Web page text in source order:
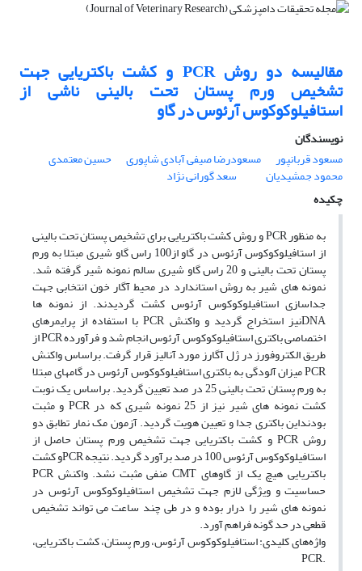
مقالیسه دو روش PCR و کشت باکتریایی جهت
تشخیص ورم پستان تحت بالینی ناشی از
استافیلوکوکوس آرئوس در گاو
نویسندگان
مسعود قربانپور
مسعودرضا صیفی آبادی شاپوری حسین معتمدی
محمود جمشیدیان
سعد گورانی نژاد
چکیده
به منظور PCR و روش کشت باکتریایی برای تشخیص پستان تحت بالینی
از استافیلوکوکوس آرئوس در گاو از100 راس گاو شیری مبتلا به ورم
پستان تحت بالینی و 20 راس گاو شیری سالم نمونه شیر گرفته شد.
نمونه های شیر به روش استاندارد در محیط آگار خون انتخابی جهت
جداسازی استافیلوکوکوس آرئوس کشت گردیدند. از نمونه ها
DNAنیز استخراج گردید و واکنش PCR با استفاده از پرایمرهای
اختصاصی باکتری استافیلوکوکوس آرئوس انجام شد و فرآورده PCR از
طریق الکتروفورز در ژل آگارز مورد آنالیز قرار گرفت. براساس واکنش
PCR میزان آلودگی به باکتری استافیلوکوکوس آرئوس در گامهای مبتلا
به ورم پستان تحت بالینی 25 در صد تعیین گردید. براساس یک نوبت
کشت نمونه های شیر نیز از 25 نمونه شیری که در PCR و مثبت
بودنداین باکتری جدا و تعیین هویت گردید. آزمون مک نمار تطابق دو
روش PCR و کشت باکتریایی جهت تشخیص ورم پستان حاصل از
استافیلوکوکوس آرئوس 100 در صد برآورد گردید. نتیجه PCRو کشت
باکتریایی هیچ یک از گاوهای CMT منفی مثبت نشد. واکنش PCR
حساسیت و ویژگی لازم جهت تشخیص استافیلوکوکوس آرئوس در
نمونه های شیر را درار بوده و در طی چند ساعت می تواند تشخیص
قطعی در حد گونه فراهم آورد.
واژه‌های کلیدی: استافیلوکوکوس آرئوس، ورم پستان، کشت باکتریایی،‌
.PCR